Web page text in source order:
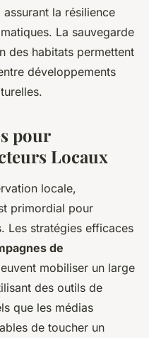
la résilience
La sauvegarde
des habitats permettent
développements
pour
Locaux
locale,
primordial pour
Les stratégies efficaces
de
mobiliser un large
des outils de
que les médias
de toucher un